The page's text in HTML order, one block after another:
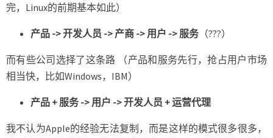
完，Linux的前期基本如此）
产品 -> 开发人员 -> 产商 -> 用户 -> 服务 （???）
而有些公司选择了这条路 （产品和服务先行，抢占用户市场
相当快，比如Windows，IBM）
产品 + 服务 -> 用户 -> 开发人员 + 运营代理
我不认为Apple的经验无法复制，而是这样的模式很多很多，